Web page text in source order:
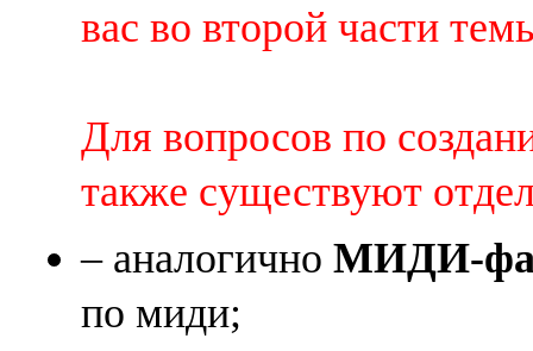
вас во второй части
Для вопросов по
также существуют
– аналогично МИДИ-
по миди;